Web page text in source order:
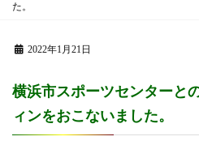
た。
2022年1月21日
横浜市スポーツセンターと
ィンをおこないました。